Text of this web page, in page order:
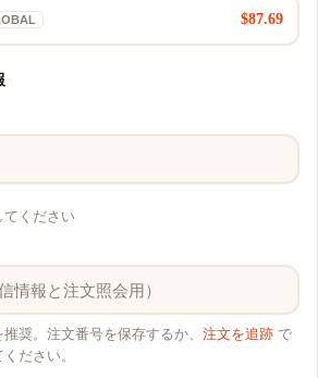
$87.69
てください
奨。注文番号を保存するか、 注文を追跡 で
ださい。